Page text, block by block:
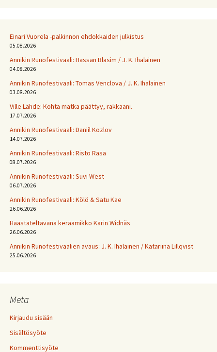
Einari Vuorela -palkinnon ehdokkaiden julkistus
05.08.2026
Annikin Runofestivaali: Has­san Bla­sim / J. K. Ihalainen
04.08.2026
Annikin Runofestivaali: Tomas Venclova / J. K. Ihalainen
03.08.2026
Ville Lähde: Kohta matka päättyy, rakkaani.
17.07.2026
Annikin Runofestivaali: Daniil Kozlov
14.07.2026
Annikin Runofestivaali: Risto Rasa
08.07.2026
Annikin Runofestivaali: Suvi West
06.07.2026
Annikin Runofestivaali: Kölö & Satu Kae
26.06.2026
Haastateltavana keraamikko Karin Widnäs
26.06.2026
Annikin Runofestivaalien avaus: J. K. Ihalainen / Katariina Lillqvist
25.06.2026
Meta
Kirjaudu sisään
Sisältösyöte
Kommenttisyöte